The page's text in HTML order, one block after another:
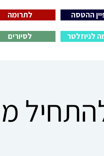
לתרומה ההטסה
לסיורים לניוזלטר
להתחיל